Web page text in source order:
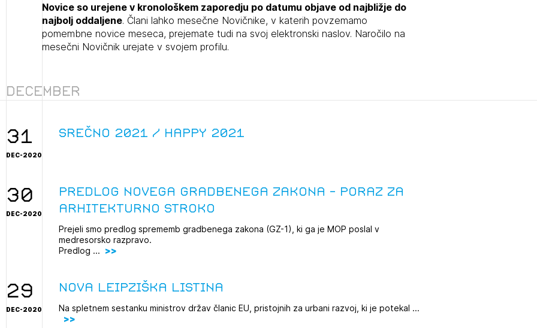
Dogodki
Kandidati za
izpit
Opravljanje
Za investitorje
Občinski
Projekti
Novice so urejene v kronološkem zaporedju po datumu objave od najbližje do
najbolj oddaljene. Člani lahko mesečne Novičnike, v katerih povzemamo
pomembne novice meseca, prejemate tudi na svoj elektronski naslov. Naročilo na
mesečni Novičnik urejate v svojem profilu.
December
31
DEC-2020
srečno 2021 / happy 2021
30
DEC-2020
Predlog novega gradbenega zakona - poraz za
arhitekturno stroko
Prejeli smo predlog sprememb gradbenega zakona (GZ-1), ki ga je MOP poslal v
medresorsko razpravo.
Predlog ...
29
DEC-2020
Nova leipziška listina
Na spletnem sestanku ministrov držav članic EU, pristojnih za urbani razvoj, ki je potekal ...